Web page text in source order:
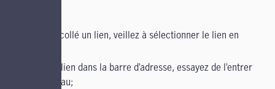
copié et collé un lien, veillez à sélectionner le lien en
entré un lien dans la barre d’adresse, essayez de l’entrer
de nouveau;